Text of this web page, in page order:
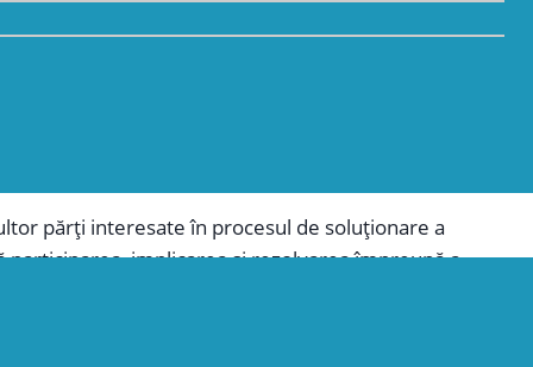
schimbare, vei dobândi un sentiment de
părți interesate în procesul de soluționare a
implicarea și rezolvarea împreună a